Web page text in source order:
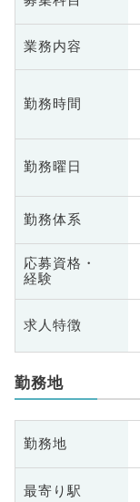
業務内容
勤務時間
勤務曜日
勤務体系
応募資格・
経験
求人特徴
勤務地
勤務地
最寄り駅